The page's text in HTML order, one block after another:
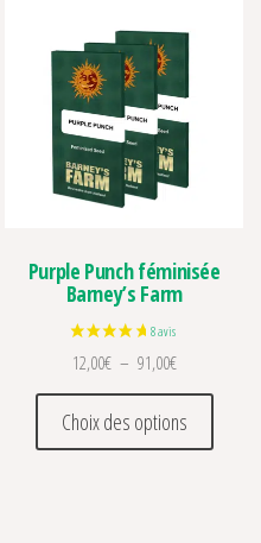
à 70,00€
a plusieurs variations. Les
Purple Punch féminisée
Barney’s Farm
12,00€ – 91,00€Plage de prix
Choix des options
Ce